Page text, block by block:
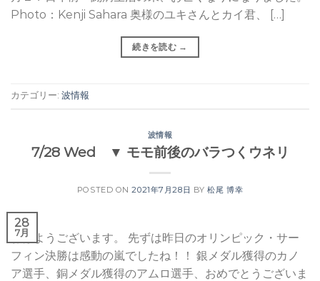
Photo：Kenji Sahara 奥様のユキさんとカイ君、 […]
続きを読む →
カテゴリー: 波情報
波情報
7/28 Wed ▼ モモ前後のバラつくウネリ
POSTED ON2021年7月28日 BY松尾 博幸
28
7月
おはようございます。 先ずは昨日のオリンピック・サー
フィン決勝は感動の嵐でしたね！！ 銀メダル獲得のカノ
ア選手、銅メダル獲得のアムロ選手、おめでとうございま